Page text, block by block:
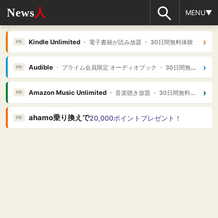
News人 MENU▼
PR Kindle Unlimited・ 電子書籍が読み放題 ・ 30日間無料体験 ›
PR Audible・ プライム会員限定 オーディオブック ・ 30日間無料体験 ›
PR Amazon Music Unlimited・ 音楽聴き放題 ・ 30日間無料体験 ›
PR ahamo乗り換えで20,000ポイントプレゼント！